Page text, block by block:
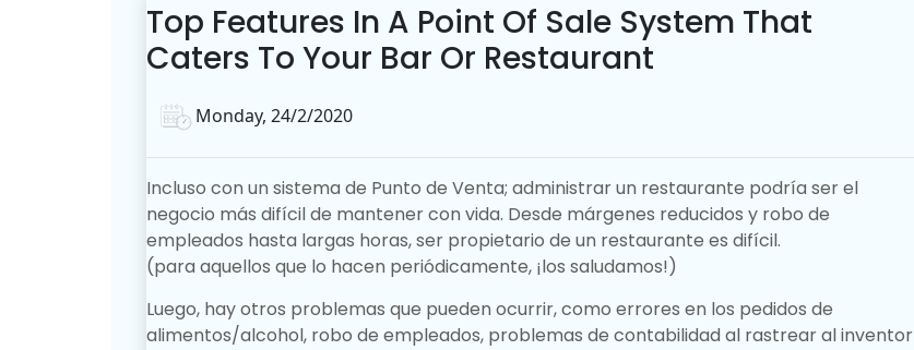
Top Features In A Point Of Sale System That
Caters To Your Bar Or Restaurant
Monday, 24/2/2020
Incluso con un sistema de Punto de Venta; administrar un restaurante podría ser el
negocio más difícil de mantener con vida. Desde márgenes reducidos y robo de
empleados hasta largas horas, ser propietario de un restaurante es difícil.
(para aquellos que lo hacen periódicamente, ¡los saludamos!)
Luego, hay otros problemas que pueden ocurrir, como errores en los pedidos de
alimentos/alcohol, robo de empleados, problemas de contabilidad al rastrear al inventor